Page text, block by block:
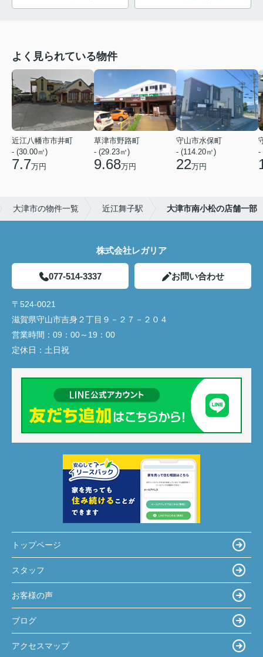
よく見られている物件
近江八幡市市井町
- (30.00㎡)
7.7万円
草津市野路町
- (29.23㎡)
9.68万円
守山市水保町
- (114.20㎡)
22万円
-
大津市の物件一覧 近江舞子駅 大津市南小松の店舗一部
株式会社レガリア
077-514-3337 お問い合わせ
〒524-0021
滋賀県守山市吉身２丁目９－２７－２０４
営業時間： 09：00～19：00
定休日： 土日祝
トップページ
スタッフ
お客様の声
ブログ
アクセスマップ